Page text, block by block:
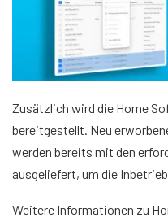
Zusätzlich wird die Home
bereitgestellt. Neu
werden bereits mit den
ausgeliefert, um die
Weitere Informationen zu